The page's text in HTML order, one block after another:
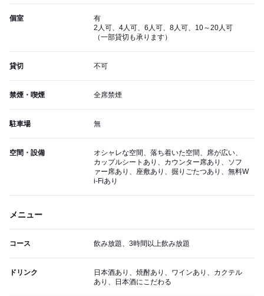
個室
有
2人可、4人可、6人可、8人可、10～20人可
（一部貸切も承ります）
貸切 不可
禁煙・喫煙 全席禁煙
駐車場 無
空間・設備
オシャレな空間、落ち着いた空間、席が広い、
カップルシートあり、カウンター席あり、ソフ
ァー席あり、座敷あり、掘りごたつあり、無料W
i-Fiあり
メニュー
コース 飲み放題、3時間以上飲み放題
ドリンク
日本酒あり、焼酎あり、ワインあり、カクテル
あり、日本酒にこだわる